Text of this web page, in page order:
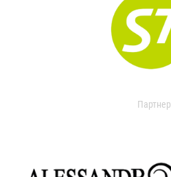
Партнер